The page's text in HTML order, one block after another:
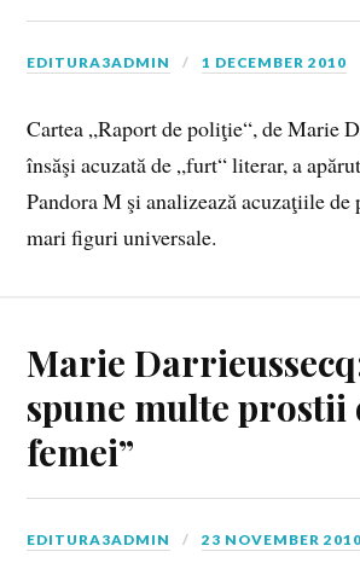
EDITURA3ADMIN 1 DECEMBER 2010
Cartea „Raport de poliţie“, de Marie
însăşi acuzată de „furt“ literar, a
Pandora M şi analizează acuzaţiile de
mari figuri universale.
Marie
spune multe prostii
femei”
EDITURA3ADMIN 23 NOVEMBER 2010